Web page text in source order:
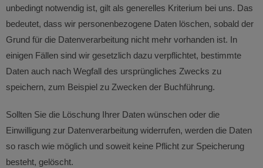
unbedingt notwendig ist, gilt als generelles Kriterium bei uns. Das
bedeutet, dass wir personenbezogene Daten löschen, sobald der
Grund für die Datenverarbeitung nicht mehr vorhanden ist. In
einigen Fällen sind wir gesetzlich dazu verpflichtet, bestimmte
Daten auch nach Wegfall des ursprüngliches Zwecks zu
speichern, zum Beispiel zu Zwecken der Buchführung.
Sollten Sie die Löschung Ihrer Daten wünschen oder die
Einwilligung zur Datenverarbeitung widerrufen, werden die Daten
so rasch wie möglich und soweit keine Pflicht zur Speicherung
besteht, gelöscht.